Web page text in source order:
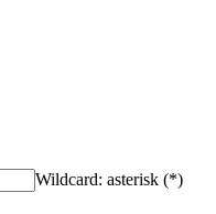
Wildcard: asterisk (*)